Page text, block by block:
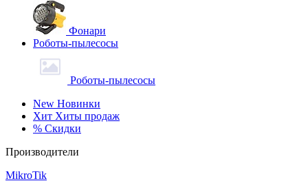
Фонари
Роботы-пылесосы
Роботы-пылесосы
New Новинки
Хит Хиты продаж
% Скидки
Производители
MikroTik